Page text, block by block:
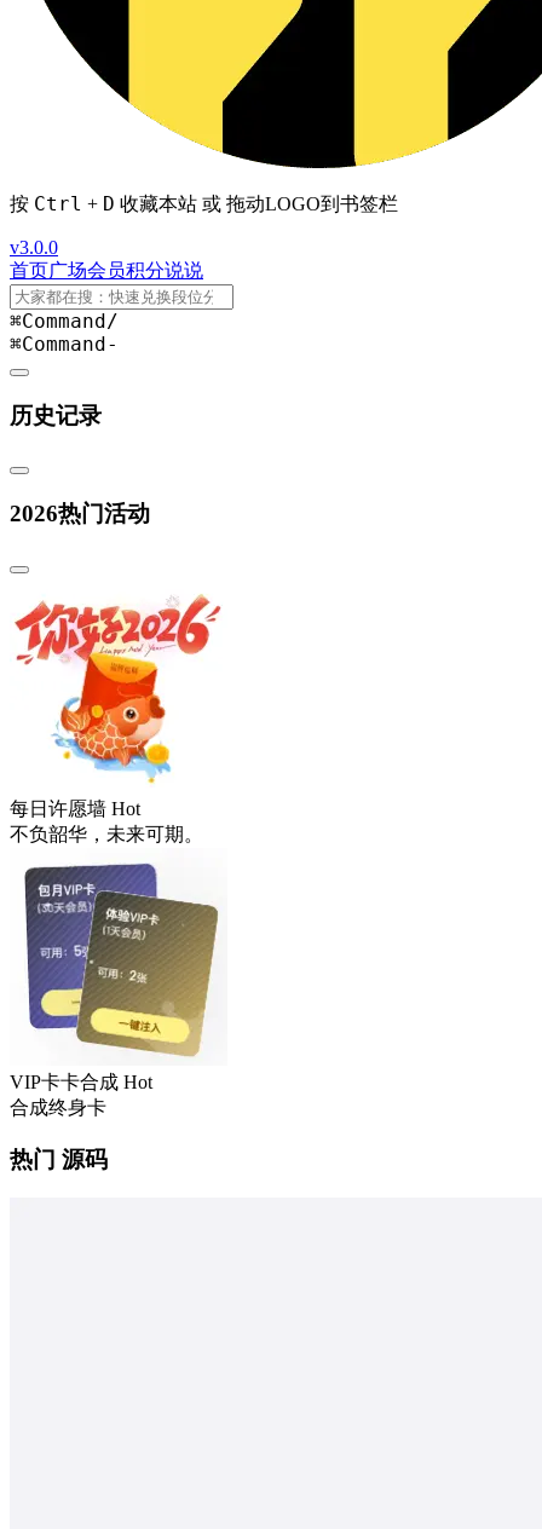
按 Ctrl + D 收藏本站 或 拖动LOGO到书签栏
v3.0.0
首页广场会员积分说说
⌘Command/
⌘Command-
历史记录
2026热门活动
每日许愿墙 Hot
不负韶华，未来可期。
VIP卡卡合成 Hot
合成终身卡
热门 源码